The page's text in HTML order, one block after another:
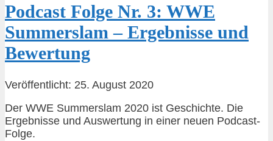
Podcast Folge Nr. 3: WWE
Summerslam – Ergebnisse und
Bewertung
Veröffentlicht: 25. August 2020
Der WWE Summerslam 2020 ist Geschichte. Die
Ergebnisse und Auswertung in einer neuen Podcast-
Folge.